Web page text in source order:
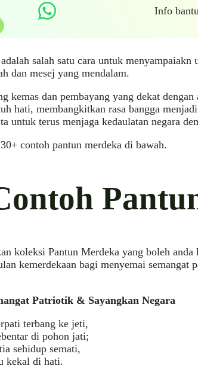
Info
salah satu cara untuk menyampaiakn
dan mesej yang mendalam.
kemas dan pembayang yang dekat
hati, membangkitkan rasa bangga
untuk terus menjaga kedaulatan negara
contoh pantun merdeka di bawah.
koleksi Pantun Merdeka yang boleh
kemerdekaan bagi menyemai semangat
Patriotik & Sayangkan Negara
terbang ke jeti,
di pohon jati;
sehidup semati,
kekal di hati.